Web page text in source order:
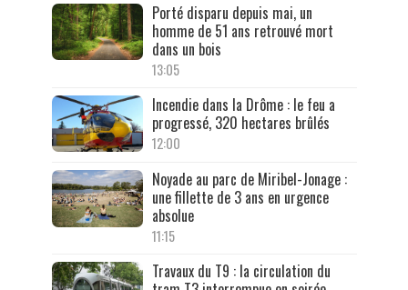
Porté disparu depuis mai, un
homme de 51 ans retrouvé mort
dans un bois
13:05
Incendie dans la Drôme : le feu a
progressé, 320 hectares brûlés
12:00
Noyade au parc de Miribel-Jonage :
une fillette de 3 ans en urgence
absolue
11:15
Travaux du T9 : la circulation du